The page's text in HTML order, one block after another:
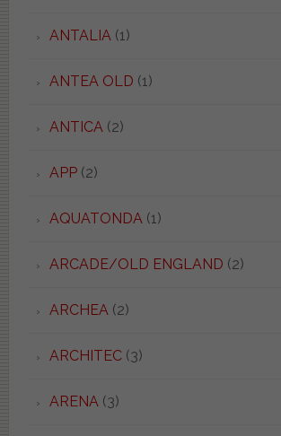
ANTALIA(1)
ANTEA OLD (1)
ANTICA(2)
APP(2)
AQUATONDA(1)
ARCADE/OLD ENGLAND (2)
ARCHEA(2)
ARCHITEC(3)
ARENA(3)